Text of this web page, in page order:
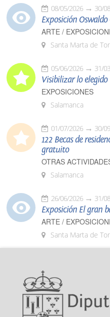
08/05/2026 30/
Exposición
ARTE /
Santa Marta de
05/06/2026 31/
Visibilizar lo elegido
EXPOSICIONES
Salamanca
01/07/2026 30/
122 Becas de
gratuito
OTRAS
Salamanca
26/06/2026 31/
Exposición El gran
ARTE /
Santa Marta de